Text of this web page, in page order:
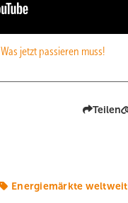
Was jetzt passieren muss!
Teilen
Energiemärkte weltweit